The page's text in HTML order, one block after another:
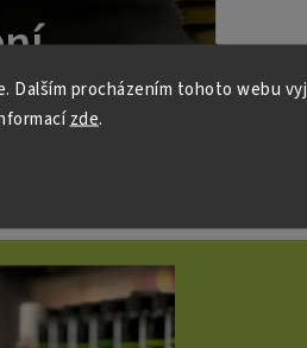
Dalším procházením tohoto webu
zde.
e-mailu